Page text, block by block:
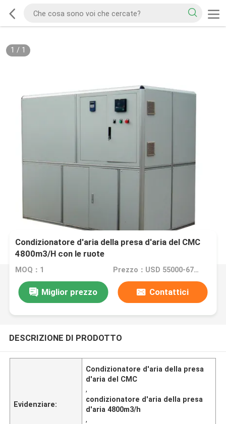
1 / 1
Condizionatore d'aria della presa d'aria del CMC
4800m3/H con le ruote
MOQ：1 Prezzo：USD 55000-67000 dollar
Miglior prezzo Contattici
DESCRIZIONE DI PRODOTTO
Evidenziare:
Condizionatore d'aria della presa
d'aria del CMC
,
condizionatore d'aria della presa
d'aria 4800m3/h
,